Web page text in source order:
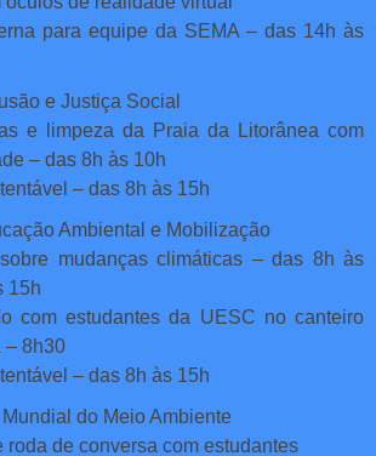
para equipe da SEMA – das 14h às
e Justiça Social
e limpeza da Praia da Litorânea com
– das 8h às 10h
– das 8h às 15h
Ambiental e Mobilização
mudanças climáticas – das 8h às
15h
com estudantes da UESC no canteiro
– 8h30
– das 8h às 15h
do Meio Ambiente
roda de conversa com estudantes